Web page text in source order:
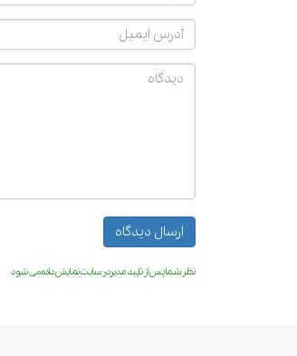
نظر شما پس از تایید مدیردر سایت نمایش داده می شود